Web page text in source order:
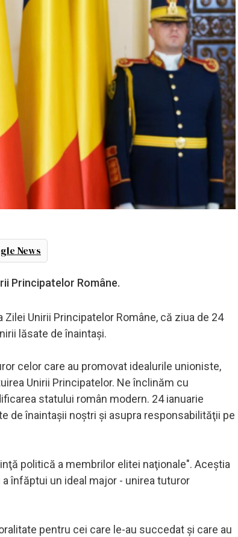
News
Principatelor Române.
Unirii Principatelor Române, că ziua de 24
lăsate de înaintaşi.
celor care au promovat idealurile unioniste,
Unirii Principatelor. Ne înclinăm cu
statului român modern. 24 ianuarie
de înaintaşii noştri şi asupra responsabilităţii pe
politică a membrilor elitei naţionale". Aceştia
înfăptui un ideal major - unirea tuturor
pentru cei care le-au succedat şi care au